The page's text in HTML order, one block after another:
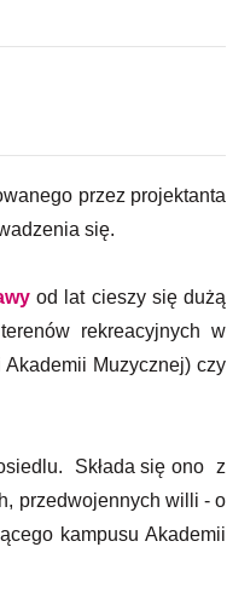
przez projektanta
się.
od lat cieszy się dużą
rekreacyjnych w
Muzycznej) czy
Składa się ono z
przedwojennych willi - o
kampusu Akademii